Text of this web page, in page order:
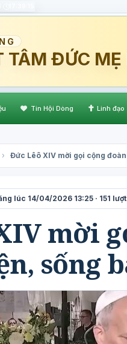
TÂM ĐỨC
Tin Hội Dòng Linh đạo
› Đức Lêô XIV mời gọi cộng
lúc 14/04/2026 13:25 · 151
mời
sống